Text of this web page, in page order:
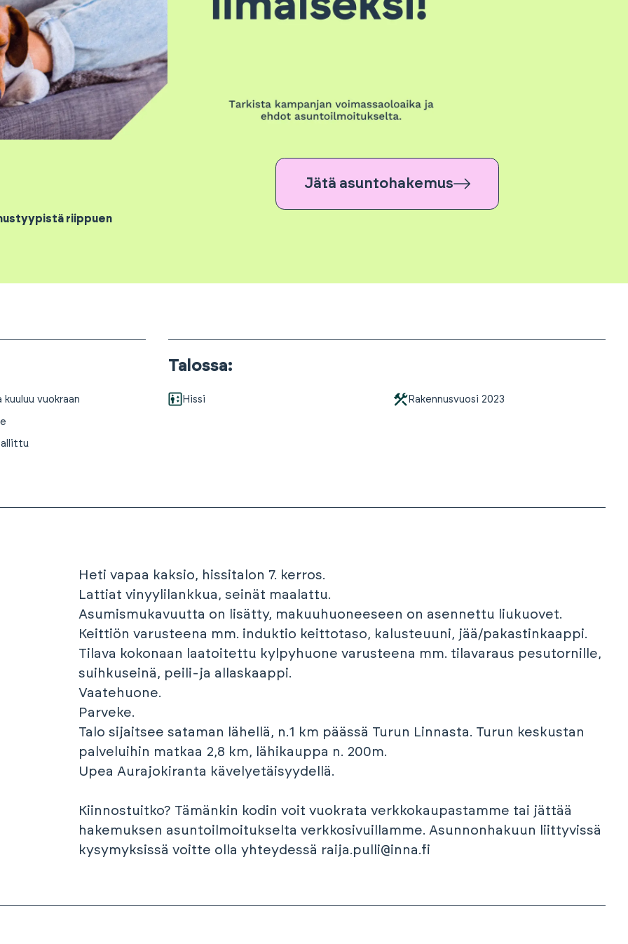
riippuen
Jätä asuntohakemus
kuuluu vuokraan
Talossa:
Hissi Rakennusvuosi 2023
Heti vapaa kaksio, hissitalon 7. kerros.
Lattiat vinyylilankkua, seinät maalattu.
Asumismukavuutta on lisätty, makuuhuoneeseen on asennettu liukuovet.
Keittiön varusteena mm. induktio keittotaso, kalusteuuni, jää/pakastinkaappi.
Tilava kokonaan laatoitettu kylpyhuone varusteena mm. tilavaraus pesutornille,
suihkuseinä, peili-ja allaskaappi.
Vaatehuone.
Parveke.
Talo sijaitsee sataman lähellä, n.1 km päässä Turun Linnasta. Turun keskustan
palveluihin matkaa 2,8 km, lähikauppa n. 200m.
Upea Aurajokiranta kävelyetäisyydellä.
Kiinnostuitko? Tämänkin kodin voit vuokrata verkkokaupastamme tai jättää
hakemuksen asuntoilmoitukselta verkkosivuillamme. Asunnonhakuun liittyvissä
kysymyksissä voitte olla yhteydessä raija.pulli@inna.fi